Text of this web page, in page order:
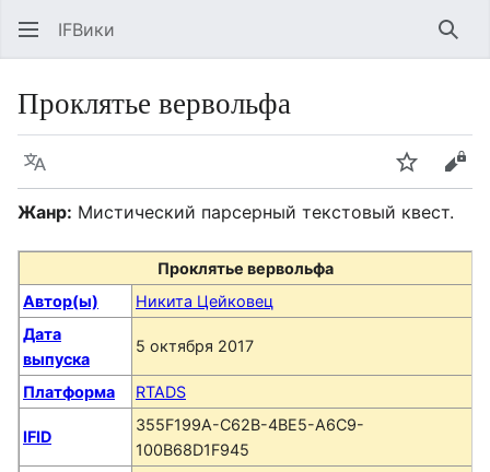
IFВики
Проклятье вервольфа
Язык Следить
Жанр: Мистический парсерный текстовый квест.
Проклятье вервольфа
Автор(ы)
Никита Цейковец
Дата
выпуска
5 октября 2017
Платформа RTADS
IFID
355F199A-C62B-4BE5-A6C9-
100B68D1F945